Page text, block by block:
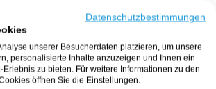
+ BYD
+ EcoFlow
+ FENECON
Datenschutzbestimmungen
unserer Besucherdaten platzieren, um unsere
personalisierte Inhalte anzuzeigen und Ihnen ein
zu bieten. Für weitere Informationen zu den
öffnen Sie die Einstellungen.